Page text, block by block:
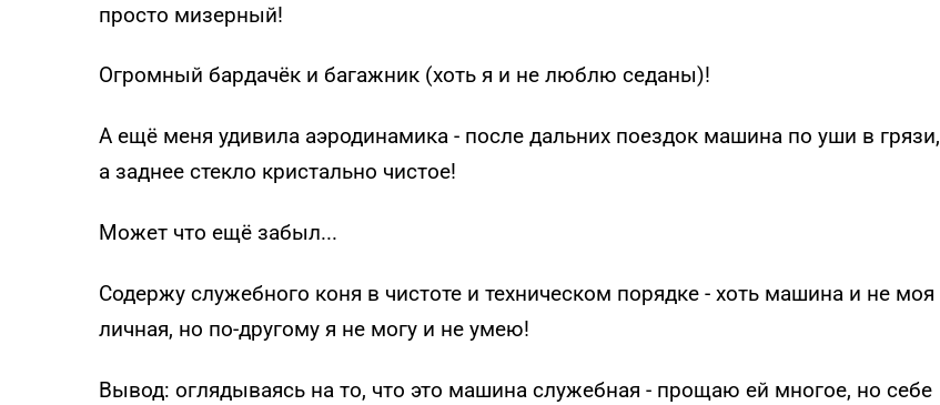
просто мизерный!
Огромный бардачёк и багажник (хоть я и не люблю седаны)!
А ещё меня удивила аэродинамика - после дальних поездок машина по уши в грязи,
а заднее стекло кристально чистое!
Может что ещё забыл...
Содержу служебного коня в чистоте и техническом порядке - хоть машина и не моя
личная, но по-другому я не могу и не умею!
Вывод: оглядываясь на то, что это машина служебная - прощаю ей многое, но себе